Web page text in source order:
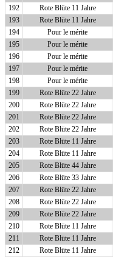
192 Rote Blüte 11 Jahre
193
Rote Blüte 11 Jahre
194
Pour le mérite
195
Pour le mérite
196
Pour le mérite
197
Pour le mérite
198
Pour le mérite
199
Rote Blüte 22 Jahre
200
Rote Blüte 22 Jahre
201
Rote Blüte 22 Jahre
202
Rote Blüte 22 Jahre
203
Rote Blüte 11 Jahre
204
Rote Blüte 11 Jahre
205
Rote Blüte 44 Jahre
206
Rote Blüte 33 Jahre
207
Rote Blüte 22 Jahre
208
Rote Blüte 22 Jahre
209
Rote Blüte 22 Jahre
210
Rote Blüte 11 Jahre
211
Rote Blüte 11 Jahre
212
Rote Blüte 11 Jahre